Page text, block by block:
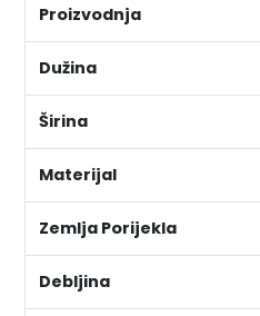
Proizvodnja
Dužina
Širina
Materijal
Zemlja Porijekla
Debljina